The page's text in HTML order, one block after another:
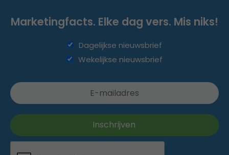
Marketingfacts. Elke dag vers. Mis niks!
Dagelijkse nieuwsbrief
Wekelijkse nieuwsbrief